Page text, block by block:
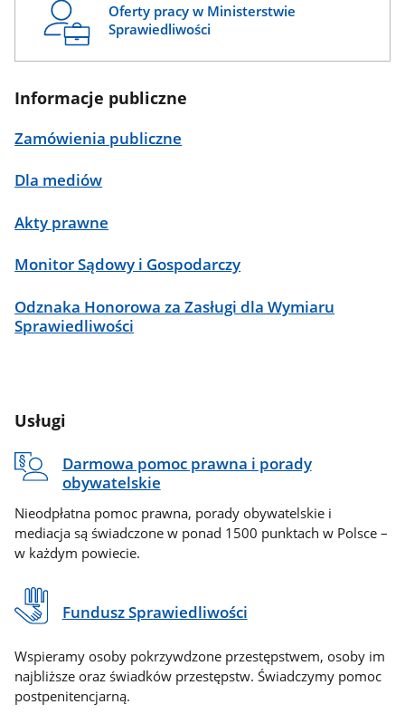
Oferty pracy w Ministerstwie
Sprawiedliwości
Informacje publiczne
Zamówienia publiczne
Dla mediów
Akty prawne
Monitor Sądowy i Gospodarczy
Odznaka Honorowa za Zasługi dla Wymiaru
Sprawiedliwości
Usługi
Darmowa pomoc prawna i porady
obywatelskie
Nieodpłatna pomoc prawna, porady obywatelskie i
mediacja są świadczone w ponad 1500 punktach w Polsce –
w każdym powiecie.
Fundusz Sprawiedliwości
Wspieramy osoby pokrzywdzone przestępstwem, osoby im
najbliższe oraz świadków przestępstw. Świadczymy pomoc
postpenitencjarną.